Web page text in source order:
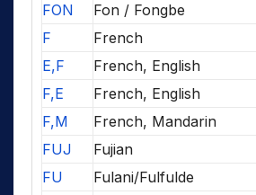
FON
Fon / Fongbe
F
French
E,F
French, English
F,E
French, English
F,M
French, Mandarin
FUJ
Fujian
FU
Fulani/Fulfulde